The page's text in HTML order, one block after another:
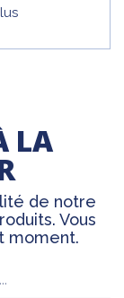
LA
de notre
Vous
moment.